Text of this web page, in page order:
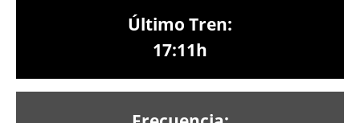
Último Tren:
17:11h